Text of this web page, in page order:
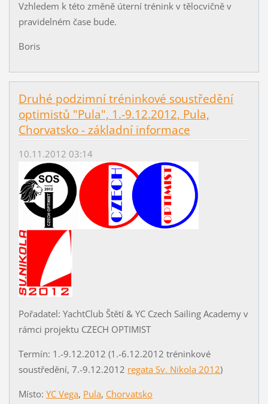
Vzhledem k této změně úterní trénink v tělocvičně v
pravidelném čase bude.
Boris
Druhé podzimní tréninkové soustředění
optimistů "Pula", 1.-9.12.2012, Pula,
Chorvatsko - základní informace
10.11.2012 03:14
Pořadatel: YachtClub Štětí & YC Czech Sailing Academy v
rámci projektu CZECH OPTIMIST
Termín: 1.-9.12.2012 (1.-6.12.2012 tréninkové
soustředění, 7.-9.12.2012 regata Sv. Nikola 2012)
Místo: YC Vega, Pula, Chorvatsko